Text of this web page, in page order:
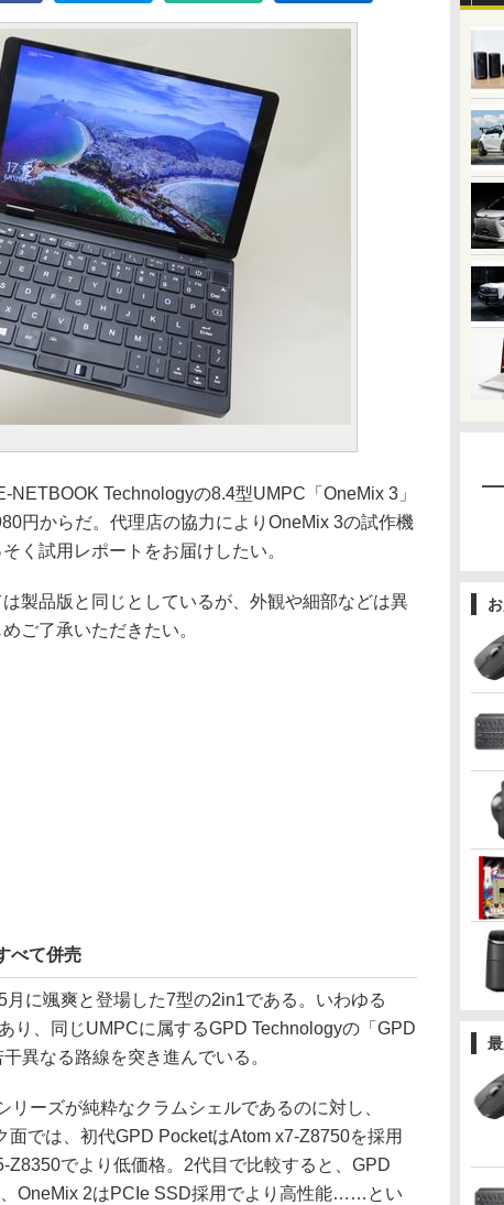
Technologyの8.4型UMPC「OneMix 3」
円からだ。代理店の協力によりOneMix 3の試作機
く試用レポートをお届けしたい。
製品版と同じとしているが、外観や細部などは異
ご了承いただきたい。
べて併売
に颯爽と登場した7型の2in1である。いわゆる
り、同じUMPCに属するGPD Technologyの「GPD
異なる路線を突き進んでいる。
ーズが純粋なクラムシェルであるのに対し、
では、初代GPD PocketはAtom x7-Z8750を採用
Z8350でより低価格。2代目で比較すると、GPD
OneMix 2はPCIe SSD採用でより高性能……とい